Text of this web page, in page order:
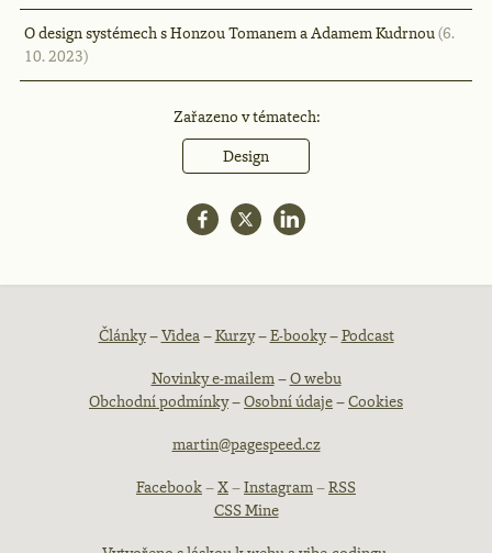
O design systémech s Honzou Tomanem a Adamem Kudrnou(6.
10. 2023)
Zařazeno v tématech:
Design
Patička
webu
Články–Videa–Kurzy–E-booky–Podcast
Novinky e-mailem–O webu
Obchodní podmínky–Osobní údaje–Cookies
martin@pagespeed.cz
Facebook–X–Instagram–RSS
CSS Mine